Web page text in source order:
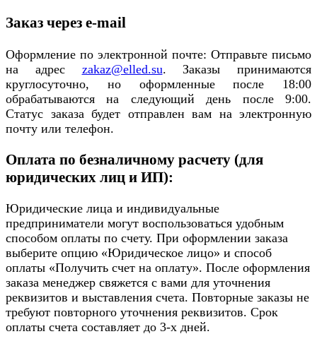
Заказ через e-mail
Оформление по электронной почте: Отправьте письмо
на адрес zakaz@elled.su. Заказы принимаются
круглосуточно, но оформленные после 18:00
обрабатываются на следующий день после 9:00.
Статус заказа будет отправлен вам на электронную
почту или телефон.
Оплата по безналичному расчету (для
юридических лиц и ИП):
Юридические лица и индивидуальные
предприниматели могут воспользоваться удобным
способом оплаты по счету. При оформлении заказа
выберите опцию «Юридическое лицо» и способ
оплаты «Получить счет на оплату». После оформления
заказа менеджер свяжется с вами для уточнения
реквизитов и выставления счета. Повторные заказы не
требуют повторного уточнения реквизитов. Срок
оплаты счета составляет до 3-х дней.